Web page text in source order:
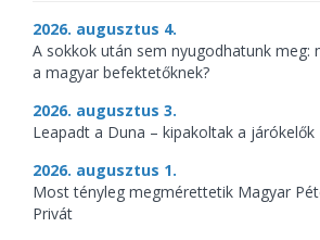
2026. augusztus 4.
A sokkok után sem nyugodhatunk meg:
a magyar befektetőknek?
2026. augusztus 3.
Leapadt a Duna – kipakoltak a járókelők
2026. augusztus 1.
Most tényleg megmérettetik Magyar
Privát